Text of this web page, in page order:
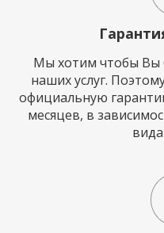
Мы хотим чтобы Вы
наших услуг.
официальную
месяцев, в